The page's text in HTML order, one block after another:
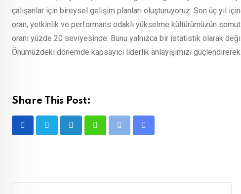
çalışanlar için bireysel gelişim planları oluşturuyoruz. Son üç yıl
oran, yetkinlik ve performans odaklı yükselme kültürümüzün
oranı yüzde 20 seviyesinde. Bunu yalnızca bir istatistik olarak
Önümüzdeki dönemde kapsayıcı liderlik anlayışımızı
Share This Post: